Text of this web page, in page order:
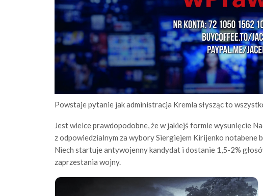
Powstaje pytanie jak administracja Kremla słysząc to
Jest wielce prawdopodobne, że w jakiejś formie wysunięcie
z odpowiedzialnym za wybory Siergiejem Kirijenko notabene
Niech startuje antywojenny kandydat i dostanie 1,5-2%
zaprzestania wojny.